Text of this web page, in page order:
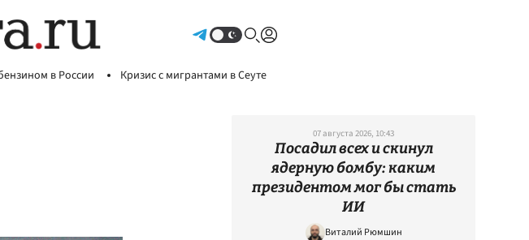
в России Кризис с мигрантами в Сеуте
07 августа 2026, 10:43
Посадил всех и скинул
ядерную бомбу: каким
президентом мог бы стать
ИИ
Виталий Рюмшин